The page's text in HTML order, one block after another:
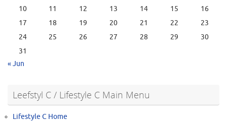
10
11 12 13 14 15
16
17
18 19 20 21 22
23
24
25 26 27 28 29
30
31
« Jun
Leefstyl C / Lifestyle C Main Menu
Lifestyle C Home